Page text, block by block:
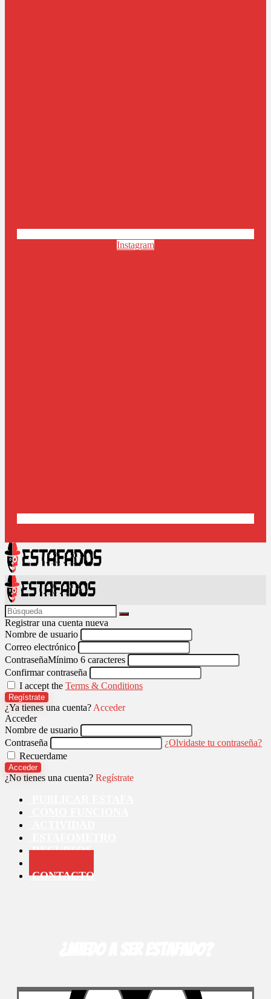
Instagram
Registrar una cuenta nueva
Nombre de usuario
Correo electrónico
ContraseñaMínimo 6 caracteres
Confirmar contraseña
I accept the Terms & Conditions
Regístrate
¿Ya tienes una cuenta? Acceder
Acceder
Nombre de usuario
Contraseña
¿Olvidaste tu contraseña?
Recuerdame
Acceder
¿No tienes una cuenta? Regístrate
RECURSOS
CONTACTO